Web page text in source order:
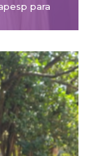
para